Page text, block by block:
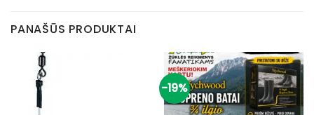
PANAŠŪS PRODUKTAI
-19%